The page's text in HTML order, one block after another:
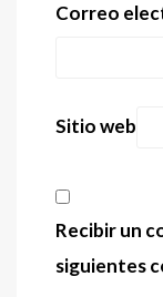
Correo
Sitio web
Recibir un
siguientes